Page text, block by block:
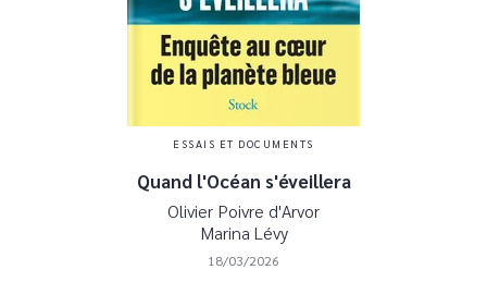
ESSAIS ET DOCUMENTS
Quand l'Océan s'éveillera
Olivier Poivre d'Arvor
Marina Lévy
18/03/2026